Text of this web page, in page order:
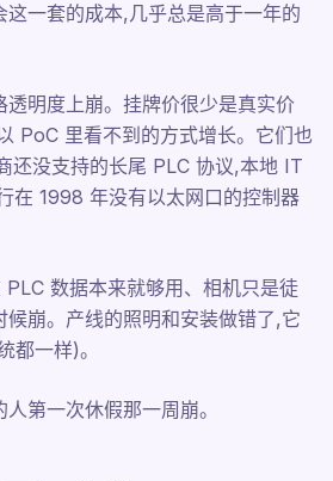
这一套的成本,几乎总是高于一年的
透明度上崩。挂牌价很少是真实价
PoC 里看不到的方式增长。它们也
还没支持的长尾 PLC 协议,本地 IT
在 1998 年没有以太网口的控制器
PLC 数据本来就够用、相机只是徒
崩。产线的照明和安装做错了,它
都一样)。
第一次休假那一周崩。